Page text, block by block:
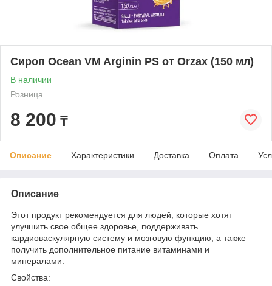
Сироп Ocean VM Arginin PS от Orzax (150 мл)
В наличии
Розница
8 200 ₸
Описание Характеристики Доставка Оплата
Описание
Этот продукт рекомендуется для людей, которые хотят
улучшить свое общее здоровье, поддерживать
кардиоваскулярную систему и мозговую функцию, а также
получить дополнительное питание витаминами и
минералами.
Свойства: